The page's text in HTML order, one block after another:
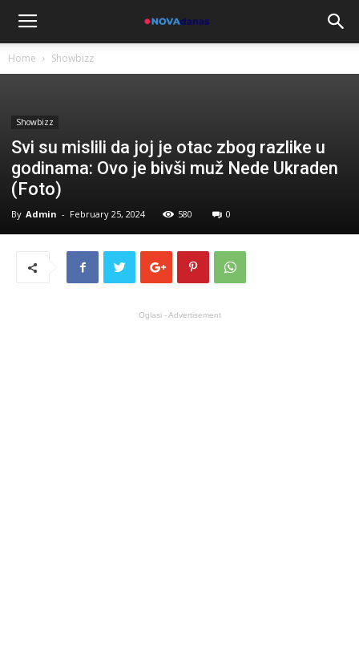
Home Showbizz
Showbizz
Svi su mislili da joj je otac zbog razlike u
godinama: Ovo je bivši muž Nede Ukraden
(Foto)
By Admin - February 25, 2024 580 0
Oglasi - Advertisement